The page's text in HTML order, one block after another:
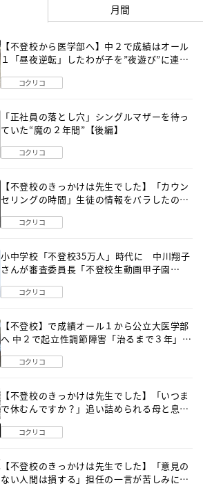
月間
【不登校から医学部へ】中２で成績はオール
１「昼夜逆転」したわが子を”夜遊び”に連れ
コクリコ
「正社員の落とし穴」シングルマザーを待っ
ていた“魔の２年間”【後編】
コクリコ
【不登校のきっかけは先生でした】「カウン
セリングの時間」生徒の情報をバラしたの
コクリコ
小中学校「不登校35万人」時代に 中川翔子
さんが審査委員長「不登校生動画甲子園
コクリコ
【不登校】で成績オール１から公立大医学部
へ 中２で起立性調節障害「治るまで３年」の
コクリコ
【不登校のきっかけは先生でした】「いつま
で休むんですか？」追い詰められる母と息子
コクリコ
【不登校のきっかけは先生でした】「意見の
ない人間は損する」担任の一言が苦しみに…